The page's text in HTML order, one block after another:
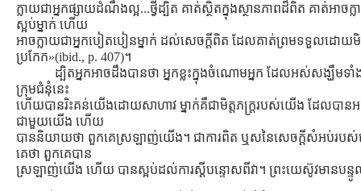
ក្លាយជាអ្នកផ្សាយដំណឹងល្អ...ថ្វីដ្បិត គាត់ស្ថិតក្នុងស្ថានភាពដ៏ពិត គាត់អាចក្ល
ស្អប់ម្នាក់ ហើយ
អាចក្លាយជាអ្នកបៀតបៀនម្នាក់ ដល់សេចក្ដីពិត ដែលគាត់ព្រមទទួលដោយ
ប្រកែក»(ibid., p. 407)។
ដ្បិតអ្នកអាចដឹងបានថា អ្នកខ្លះក្នុងចំណោមអ្នក ដែលអស់សង្ឃឹមទាំ
ក្រុមជំនុំនេះ
ហើយបានរិះគន់យើងដោយសាហាវ ម្នាក់គឺជាមិត្ដភក្រ្ដរបស់យើង ដែលបានអ
ជាមួយយើង ហើយ
បាននិយាយថា ពួកគេស្រឡាញ់យើង។ ជាការពិត ឬសនៃសេចក្ដីសំអប់រប
គេថា ពួកគេបាន
ស្រឡាញ់យើង ហើយ បានស្អប់ដល់ការស្ដីបន្ទោសពីវា។ ព្រះយេស៊ូវមានបន្ទូ